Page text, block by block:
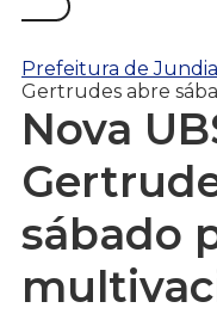
Prefeitura de
Gertrudes abre
Nova
sábado